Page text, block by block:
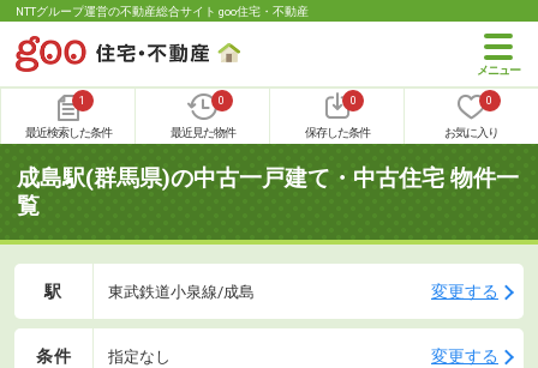
NTTグループ運営の不動産総合サイト goo住宅・不動産
1
最近検索した条件
0
最近見た物件
0
保存した条件
0
お気に入り
成島駅(群馬県)の中古一戸建て・中古住宅 物件一
覧
駅 東武鉄道小泉線/成島 変更する
条件 指定なし 変更する